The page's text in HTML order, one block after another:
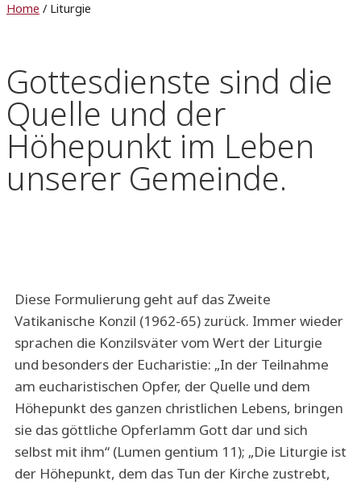
Home / Liturgie
Gottesdienste sind die
Quelle und der
Höhepunkt im Leben
unserer Gemeinde.
Diese Formulierung geht auf das Zweite
Vatikanische Konzil (1962-65) zurück. Immer wieder
sprachen die Konzilsväter vom Wert der Liturgie
und besonders der Eucharistie: „In der Teilnahme
am eucharistischen Opfer, der Quelle und dem
Höhepunkt des ganzen christlichen Lebens, bringen
sie das göttliche Opferlamm Gott dar und sich
selbst mit ihm“ (Lumen gentium 11); „Die Liturgie ist
der Höhepunkt, dem das Tun der Kirche zustrebt,